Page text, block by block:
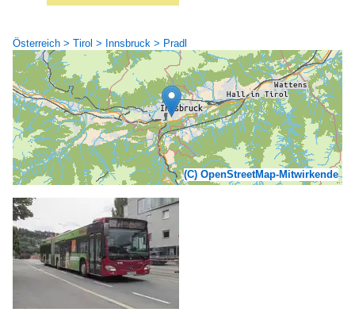
Österreich > Tirol > Innsbruck > Pradl
(C) OpenStreetMap-Mitwirkende